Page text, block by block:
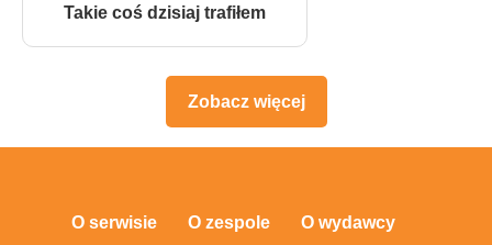
Takie coś dzisiaj trafiłem
Zobacz więcej
O serwisie O zespole O wydawcy